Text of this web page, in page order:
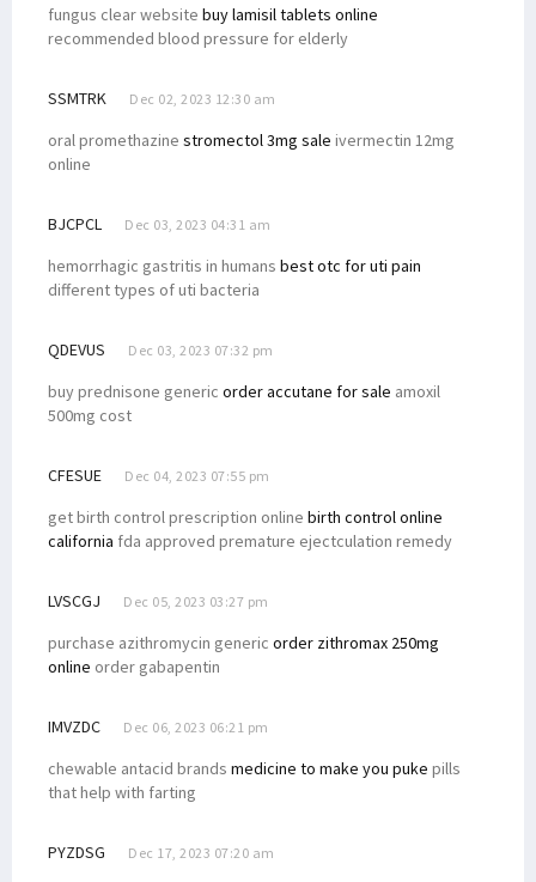
fungus clear website buy lamisil tablets online
recommended blood pressure for elderly
SSMTRK Dec 02, 2023 12:30 am
oral promethazine stromectol 3mg sale ivermectin 12mg
online
BJCPCL Dec 03, 2023 04:31 am
hemorrhagic gastritis in humans best otc for uti pain
different types of uti bacteria
QDEVUS Dec 03, 2023 07:32 pm
buy prednisone generic order accutane for sale amoxil
500mg cost
CFESUE Dec 04, 2023 07:55 pm
get birth control prescription online birth control online
california fda approved premature ejectculation remedy
LVSCGJ Dec 05, 2023 03:27 pm
purchase azithromycin generic order zithromax 250mg
online order gabapentin
IMVZDC Dec 06, 2023 06:21 pm
chewable antacid brands medicine to make you puke pills
that help with farting
PYZDSG Dec 17, 2023 07:20 am